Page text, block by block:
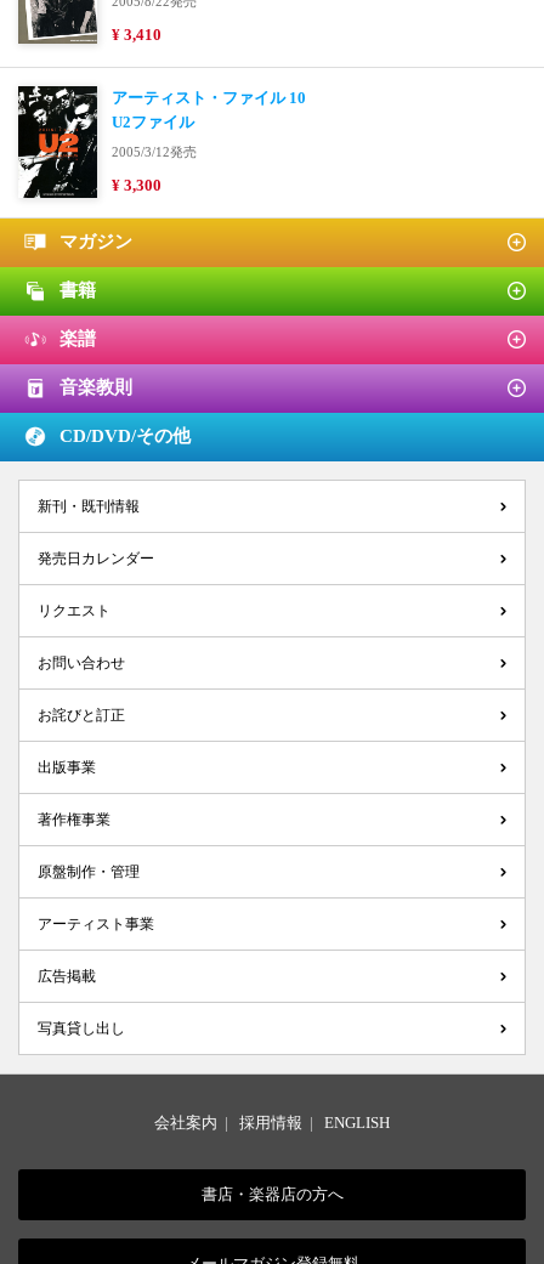
¥ 3,410
アーティスト・ファイル 10
U2ファイル
2005/3/12発売
¥ 3,300
マガジン
書籍
楽譜
音楽教則
CD/DVD/その他
新刊・既刊情報
発売日カレンダー
リクエスト
お問い合わせ
お詫びと訂正
出版事業
著作権事業
原盤制作・管理
アーティスト事業
広告掲載
写真貸し出し
会社案内 | 採用情報 | ENGLISH
書店・楽器店の方へ